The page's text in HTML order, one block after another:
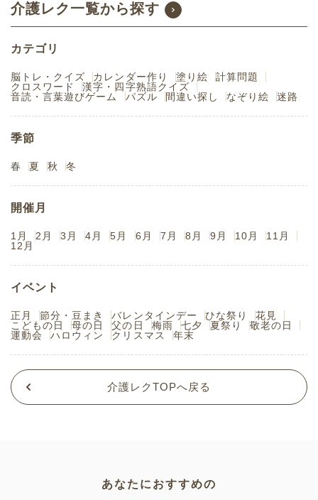
介護レク一覧から探す
カテゴリ
脳トレ・クイズ カレンダー作り 塗り絵
計算問題
クロスワード
漢字・四字熟語クイズ
音読・言葉遊びゲーム
パズル 間違い探し なぞり絵 迷路
季節
春 夏 秋 冬
開催月
1月 2月 3月 4月 5月 6月 7月 8月 9月 10月
11月
12月
イベント
正月 節分・豆まき バレンタインデー ひな祭り
花見
こどもの日
母の日 父の日 梅雨 七夕 夏祭り
敬老の日
運動会
ハロウィン クリスマス 年末
介護レクTOPへ戻る
あなたにおすすめの